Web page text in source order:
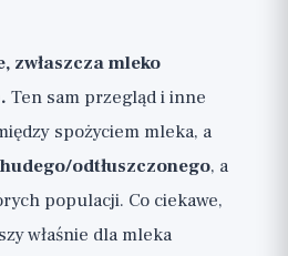
zwłaszcza mleko
Ten sam przegląd i inne
spożyciem mleka, a
odtłuszczonego, a
populacji. Co ciekawe,
właśnie dla mleka